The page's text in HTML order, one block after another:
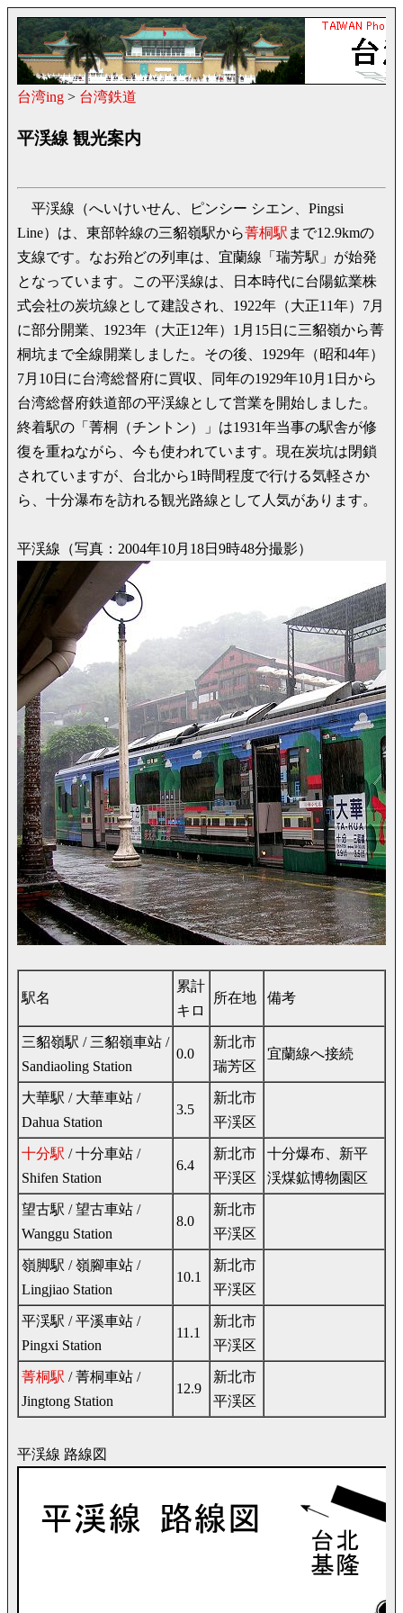
台湾ing > 台湾鉄道
平渓線 観光案内
平渓線（へいけいせん、ピンシー シエン、Pingsi
Line）は、東部幹線の三貂嶺駅から菁桐駅 まで12.9kmの
支線です。なお殆どの列車は、宜蘭線「瑞芳駅」が始発
となっています。この平渓線は、日本時代に台陽鉱業株
式会社の炭坑線として建設され、1922年（大正11年）7月
に部分開業、1923年（大正12年）1月15日に三貂嶺から菁
桐坑まで全線開業しました。その後、1929年（昭和4年）
7月10日に台湾総督府に買収、同年の1929年10月1日から
台湾総督府鉄道部の平渓線として営業を開始しました。
終着駅の「菁桐（チントン）」は1931年当事の駅舎が修
復を重ねながら、今も使われています。現在炭坑は閉鎖
されていますが、台北から1時間程度で行ける気軽さか
ら、十分瀑布を訪れる観光路線として人気があります。
平渓線（写真：2004年10月18日9時48分撮影）
駅名
累計
キロ
所在地 備考
三貂嶺駅 / 三貂嶺車站 /
Sandiaoling Station
0.0
新北市
瑞芳区
宜蘭線へ接続
大華駅 / 大華車站 /
Dahua Station
3.5
新北市
平渓区
十分駅 / 十分車站 /
Shifen Station
6.4
新北市
平渓区
十分爆布、新平
渓煤鉱博物園区
望古駅 / 望古車站 /
Wanggu Station
8.0
新北市
平渓区
嶺脚駅 / 嶺腳車站 /
Lingjiao Station
10.1
新北市
平渓区
平渓駅 / 平溪車站 /
Pingxi Station
11.1
新北市
平渓区
菁桐駅 / 菁桐車站 /
Jingtong Station
12.9
新北市
平渓区
平渓線 路線図